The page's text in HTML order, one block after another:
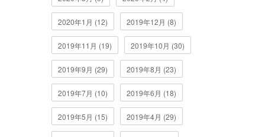
2020年1月 (12) 2019年12月 (8)
2019年11月 (19) 2019年10月 (30)
2019年9月 (29) 2019年8月 (23)
2019年7月 (10) 2019年6月 (18)
2019年5月 (15) 2019年4月 (29)